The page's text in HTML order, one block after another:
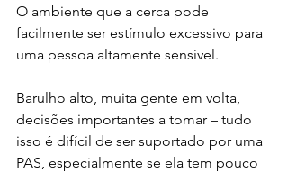
O ambiente que a cerca pode
facilmente ser estímulo excessivo para
uma pessoa altamente sensível.
Barulho alto, muita gente em volta,
decisões importantes a tomar – tudo
isso é difícil de ser suportado por uma
PAS, especialmente se ela tem pouco